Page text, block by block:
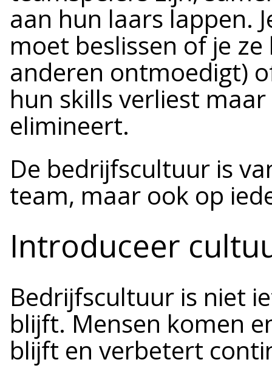
aan hun laars lappen.
moet beslissen of je
anderen ontmoedigt)
hun skills verliest
elimineert.
De bedrijfscultuur is
team, maar ook op
Introduceer
Bedrijfscultuur is niet
blijft. Mensen komen
blijft en verbetert